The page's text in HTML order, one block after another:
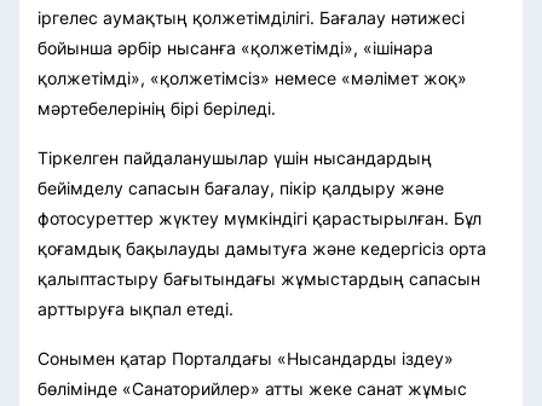
іргелес аумақтың қолжетімділігі. Бағалау нәтижесі
бойынша әрбір нысанға «қолжетімді», «ішінара
қолжетімді», «қолжетімсіз» немесе «мәлімет жоқ»
мәртебелерінің бірі беріледі.
Тіркелген пайдаланушылар үшін нысандардың
бейімделу сапасын бағалау, пікір қалдыру және
фотосуреттер жүктеу мүмкіндігі қарастырылған. Бұл
қоғамдық бақылауды дамытуға және кедергісіз орта
қалыптастыру бағытындағы жұмыстардың сапасын
арттыруға ықпал етеді.
Сонымен қатар Порталдағы «Нысандарды іздеу»
бөлімінде «Санаторийлер» атты жеке санат жұмыс